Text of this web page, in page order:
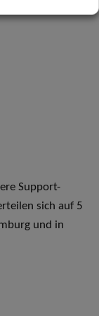
Support-
sich auf 5
und in